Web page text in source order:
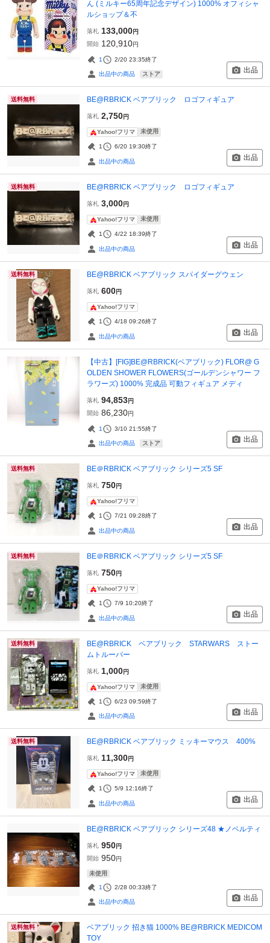
ん (ミルキー65周年記念デザイン) 1000% オフィシャ
ルショップ＆不
落札 133,000円
開始 120,910円
1 2/20 23:35終了
出品中の商品 ストア 出品
送料無料 BE@RBRICK ベアブリック ロゴフィギュア
落札 2,750円
Yahoo!フリマ 未使用
1 6/20 19:30終了
出品中の商品 出品
送料無料 BE@RBRICK ベアブリック ロゴフィギュア
落札 3,000円
Yahoo!フリマ 未使用
1 4/22 18:39終了
出品中の商品 出品
送料無料 BE@RBRICK ベアブリック スパイダーグウェン
落札 600円
Yahoo!フリマ
1 4/18 09:26終了
出品中の商品 出品
【中古】[FIG]BE@RBRICK(ベアブリック) FLOR@ G
OLDEN SHOWER FLOWERS(ゴールデンシャワー フ
ラワーズ) 1000% 完成品 可動フィギュア メディ
落札 94,853円
開始 86,230円
1 3/10 21:55終了
出品中の商品 ストア 出品
送料無料 BE＠RBRICK ベアブリック シリーズ5 SF
落札 750円
Yahoo!フリマ
1 7/21 09:28終了
出品中の商品 出品
送料無料 BE＠RBRICK ベアブリック シリーズ5 SF
落札 750円
Yahoo!フリマ
1 7/9 10:20終了
出品中の商品 出品
送料無料
BE@RBRICK ベアブリック STARWARS ストー
ムトルーパー
落札 1,000円
Yahoo!フリマ 未使用
1 6/23 09:59終了
出品中の商品 出品
送料無料 BE@RBRICK ベアブリック ミッキーマウス 400%
落札 11,300円
Yahoo!フリマ 未使用
1 5/9 12:16終了
出品中の商品 出品
BE@RBRICK ベアブリック シリーズ48 ★ノベルティ
落札 950円
開始 950円
未使用
1 2/28 00:33終了
出品中の商品 出品
送料無料
ベアブリック 招き猫 1000% BE@RBRICK MEDICOM
TOY